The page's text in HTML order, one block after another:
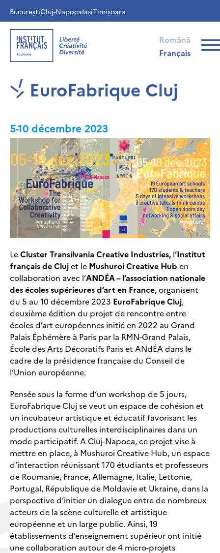
BucureștiCluj-NapocaIașiTimișoara
Română
Français
EuroFabrique Cluj
5-10 décembre 2023
LeCluster Transilvania Creative Industries, l’Institut
français de Clujet le Mushuroi Creative Hub en
collaboration avec l’ANDÉA – l’association nationale
des écoles supérieures d’art en France,organisent
du 5 au 10 décembre 2023 EuroFabrique Cluj,
deuxième édition du projet de rencontre entre
écoles d’art européennes initié en 2022 au Grand
Palais Éphémère à Paris par la RMN-Grand Palais,
École des Arts Décoratifs Paris et ANdÉA dans le
cadre de la présidence française du Conseil de
l’Union européenne.
Pensée sous la forme d’un workshop de 5 jours,
EuroFabrique Cluj se veut un espace de cohésion et
un incubateur artistique et éducatif favorisant les
productions culturelles interdisciplinaires dans un
mode participatif. A Cluj-Napoca, ce projet vise à
mettre en place, à Mushuroi Creative Hub, un espace
d’interaction réunissant 170 étudiants et professeurs
de Roumanie, France, Allemagne, Italie, Lettonie,
Portugal, République de Moldavie et Ukraine, dans la
perspective d’initier un dialogue entre de nombreux
acteurs de la scène culturelle et artistique
européenne et un large public. Ainsi, 19
établissements d’enseignement supérieur ont initié
une collaboration autour de 4 micro-projets